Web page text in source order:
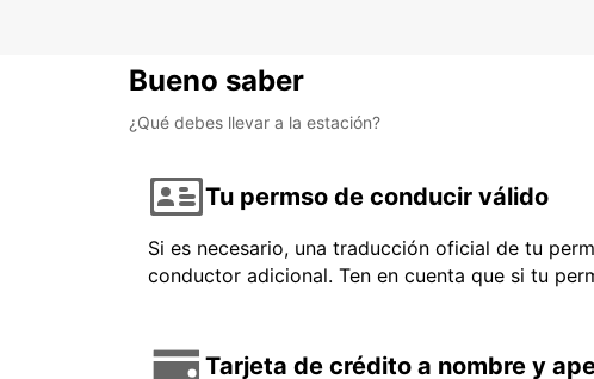
Bueno saber
¿Qué debes llevar a la estación?
Tu permso de conducir válido
Si es necesario, una traducción oficial de tu
conductor adicional. Ten en cuenta que si tu
Tarjeta de crédito a nombre y